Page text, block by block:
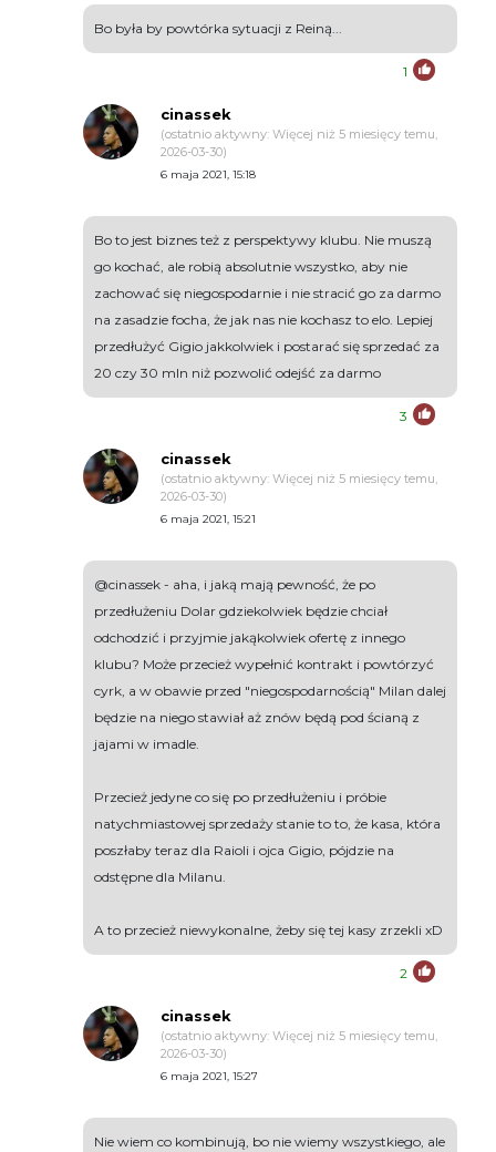
Bo była by powtórka sytuacji z Reiną...
1
cinassek
(ostatnio aktywny: Więcej niż 5 miesięcy temu,
2026-03-30)
6 maja 2021, 15:18
Bo to jest biznes też z perspektywy klubu. Nie muszą
go kochać, ale robią absolutnie wszystko, aby nie
zachować się niegospodarnie i nie stracić go za darmo
na zasadzie focha, że jak nas nie kochasz to elo. Lepiej
przedłużyć Gigio jakkolwiek i postarać się sprzedać za
20 czy 30 mln niż pozwolić odejść za darmo
3
cinassek
(ostatnio aktywny: Więcej niż 5 miesięcy temu,
2026-03-30)
6 maja 2021, 15:21
@cinassek - aha, i jaką mają pewność, że po
przedłużeniu Dolar gdziekolwiek będzie chciał
odchodzić i przyjmie jakąkolwiek ofertę z innego
klubu? Może przecież wypełnić kontrakt i powtórzyć
cyrk, a w obawie przed "niegospodarnością" Milan dalej
będzie na niego stawiał aż znów będą pod ścianą z
jajami w imadle.
Przecież jedyne co się po przedłużeniu i próbie
natychmiastowej sprzedaży stanie to to, że kasa, która
poszłaby teraz dla Raioli i ojca Gigio, pójdzie na
odstępne dla Milanu.
A to przecież niewykonalne, żeby się tej kasy zrzekli xD
2
cinassek
(ostatnio aktywny: Więcej niż 5 miesięcy temu,
2026-03-30)
6 maja 2021, 15:27
Nie wiem co kombinują, bo nie wiemy wszystkiego, ale